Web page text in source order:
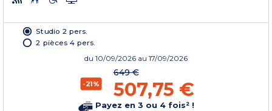
Studio 2 pers.
2 pièces 4 pers.
du 10/09/2026 au 17/09/2026
-21%
649 €
507,75 €
Payez en 3 ou 4 fois² !